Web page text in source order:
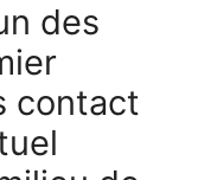
des
contact